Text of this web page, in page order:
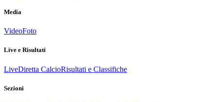
Media
VideoFoto
Live e Risultati
LiveDiretta CalcioRisultati e Classifiche
Sezioni